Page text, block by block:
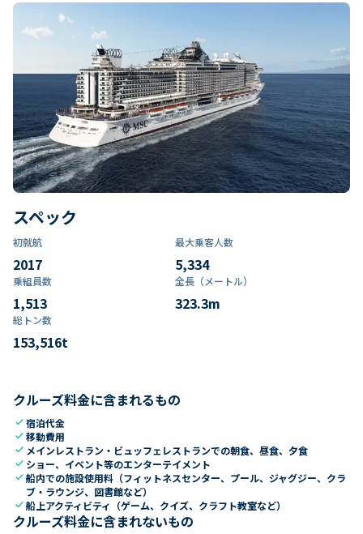
スペック
初就航
2017
最大乗客人数
5,334
乗組員数​
1,513
全長（メートル）
323.3m
総トン数​
153,516t
クルーズ料金に含まれるもの
check宿泊代金
check移動費用
check メインレストラン・ビュッフェレストランでの朝食、昼食、夕食
check ショー、イベント等のエンターテイメント
check船内での施設使用料（フィットネスセンター、プール、ジャグジー、クラ
ブ・ラウンジ、図書館など）
check船上アクティビティ（ゲーム、クイズ、クラフト教室など）
クルーズ料金に含まれないもの